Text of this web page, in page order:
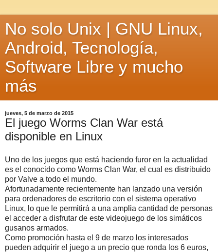
No solo Unix | GNU Linux,
Android, Tecnología,
Software Libre y mucho
más
jueves, 5 de marzo de 2015
El juego Worms Clan War está
disponible en Linux
Uno de los juegos que está haciendo furor en la actualidad
es el conocido como Worms Clan War, el cual es distribuido
por Valve a todo el mundo.
Afortunadamente recientemente han lanzado una versión
para ordenadores de escritorio con el sistema operativo
Linux, lo que le permitirá a una amplia cantidad de personas
el acceder a disfrutar de este videojuego de los simáticos
gusanos armados.
Como promoción hasta el 9 de marzo los interesados
pueden adquirir el juego a un precio que ronda los 6 euros,